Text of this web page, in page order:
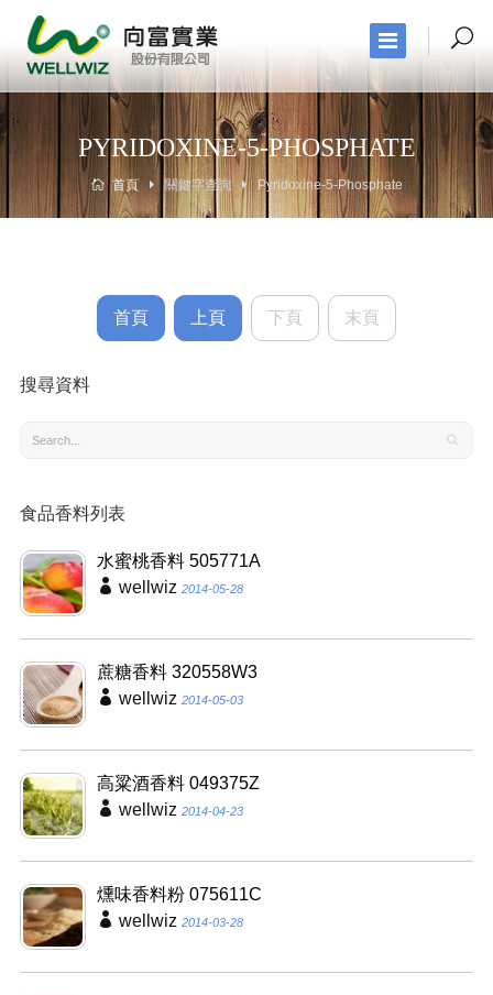
PYRIDOXINE-5-PHOSPHATE
首頁 關鍵字查詢 Pyridoxine-5-Phosphate
首頁 上頁 下頁 末頁
搜尋資料
食品香料列表
水蜜桃香料 505771A
wellwiz 2014-05-28
蔗糖香料 320558W3
wellwiz 2014-05-03
高粱酒香料 049375Z
wellwiz 2014-04-23
燻味香料粉 075611C
wellwiz 2014-03-28